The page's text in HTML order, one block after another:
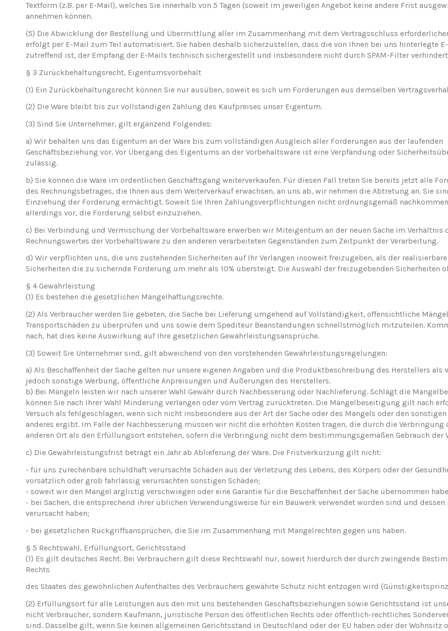
Textform (z.B. per E-Mail), welches Sie innerhalb von 5 Tagen (soweit im jeweiligen Angebot keine andere Frist
annehmen können.
(5) Die Abwicklung der Bestellung und Übermittlung aller im Zusammenhang mit dem Vertragsschluss
erfolgt per E-Mail zum Teil automatisiert. Sie haben deshalb sicherzustellen, dass die von Ihnen bei uns hinterlegte
zutreffend ist, der Empfang der E-Mails technisch sichergestellt und insbesondere nicht durch SPAM-Filter
§ 3 Zurückbehaltungsrecht, Eigentumsvorbehalt
(1) Ein Zurückbehaltungsrecht können Sie nur ausüben, soweit es sich um Forderungen aus demselben
(2) Die Ware bleibt bis zur vollständigen Zahlung des Kaufpreises unser Eigentum.
(3) Sind Sie Unternehmer, gilt ergänzend Folgendes:
a) Wir behalten uns das Eigentum an der Ware bis zum vollständigen Ausgleich aller Forderungen aus der laufenden
Geschäftsbeziehung vor. Vor Übergang des Eigentums an der Vorbehaltsware ist eine Verpfändung oder
zulässig.
b) Sie können die Ware im ordentlichen Geschäftsgang weiterverkaufen. Für diesen Fall treten Sie bereits jetzt alle
des Rechnungsbetrages, die Ihnen aus dem Weiterverkauf erwachsen, an uns ab, wir nehmen die Abtretung an. Sie
Einziehung der Forderung ermächtigt. Soweit Sie Ihren Zahlungsverpflichtungen nicht ordnungsgemäß
allerdings vor, die Forderung selbst einzuziehen.
c) Bei Verbindung und Vermischung der Vorbehaltsware erwerben wir Miteigentum an der neuen Sache im Verhältnis
Rechnungswertes der Vorbehaltsware zu den anderen verarbeiteten Gegenständen zum Zeitpunkt der Verarbeitung.
d) Wir verpflichten uns, die uns zustehenden Sicherheiten auf Ihr Verlangen insoweit freizugeben, als der
Sicherheiten die zu sichernde Forderung um mehr als 10% übersteigt. Die Auswahl der freizugebenden Sicherheiten
§ 4 Gewährleistung
(1) Es bestehen die gesetzlichen Mängelhaftungsrechte.
(2) Als Verbraucher werden Sie gebeten, die Sache bei Lieferung umgehend auf Vollständigkeit, offensichtliche
Transportschäden zu überprüfen und uns sowie dem Spediteur Beanstandungen schnellstmöglich mitzuteilen.
nach, hat dies keine Auswirkung auf Ihre gesetzlichen Gewährleistungsansprüche.
(3) Soweit Sie Unternehmer sind, gilt abweichend von den vorstehenden Gewährleistungsregelungen:
a) Als Beschaffenheit der Sache gelten nur unsere eigenen Angaben und die Produktbeschreibung des Herstellers als
jedoch sonstige Werbung, öffentliche Anpreisungen und Äußerungen des Herstellers.
b) Bei Mängeln leisten wir nach unserer Wahl Gewähr durch Nachbesserung oder Nachlieferung. Schlägt die
können Sie nach Ihrer Wahl Minderung verlangen oder vom Vertrag zurücktreten. Die Mängelbeseitigung gilt nach
Versuch als fehlgeschlagen, wenn sich nicht insbesondere aus der Art der Sache oder des Mangels oder den
anderes ergibt. Im Falle der Nachbesserung müssen wir nicht die erhöhten Kosten tragen, die durch die Verbringung
anderen Ort als den Erfüllungsort entstehen, sofern die Verbringung nicht dem bestimmungsgemäßen Gebrauch der
c) Die Gewährleistungsfrist beträgt ein Jahr ab Ablieferung der Ware. Die Fristverkürzung gilt nicht:
- für uns zurechenbare schuldhaft verursachte Schäden aus der Verletzung des Lebens, des Körpers oder der
vorsätzlich oder grob fahrlässig verursachten sonstigen Schäden;
- soweit wir den Mangel arglistig verschwiegen oder eine Garantie für die Beschaffenheit der Sache übernommen
- bei Sachen, die entsprechend ihrer üblichen Verwendungsweise für ein Bauwerk verwendet worden sind und
verursacht haben;
- bei gesetzlichen Rückgriffsansprüchen, die Sie im Zusammenhang mit Mängelrechten gegen uns haben.
§ 5 Rechtswahl, Erfüllungsort, Gerichtsstand
(1) Es gilt deutsches Recht. Bei Verbrauchern gilt diese Rechtswahl nur, soweit hierdurch der durch zwingende
Rechts
des Staates des gewöhnlichen Aufenthaltes des Verbrauchers gewährte Schutz nicht entzogen wird
(2) Erfüllungsort für alle Leistungen aus den mit uns bestehenden Geschäftsbeziehungen sowie Gerichtsstand ist
nicht Verbraucher, sondern Kaufmann, juristische Person des öffentlichen Rechts oder öffentlich-rechtliches
sind. Dasselbe gilt, wenn Sie keinen allgemeinen Gerichtsstand in Deutschland oder der EU haben oder der Wohnsitz